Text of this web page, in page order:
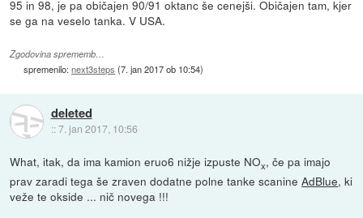
95 in 98, je pa običajen 90/91 oktanc še cenejši. Običajen tam, kjer
se ga na veselo tanka. V USA.
Zgodovina sprememb…
spremenilo:next3steps (7. jan 2017 ob 10:54)
deleted
::7. jan 2017, 10:56
What, itak, da ima kamion eruo6 nižje izpuste NOx, če pa imajo
prav zaradi tega še zraven dodatne polne tanke scanineAdBlue, ki
veže te okside ... nič novega !!!